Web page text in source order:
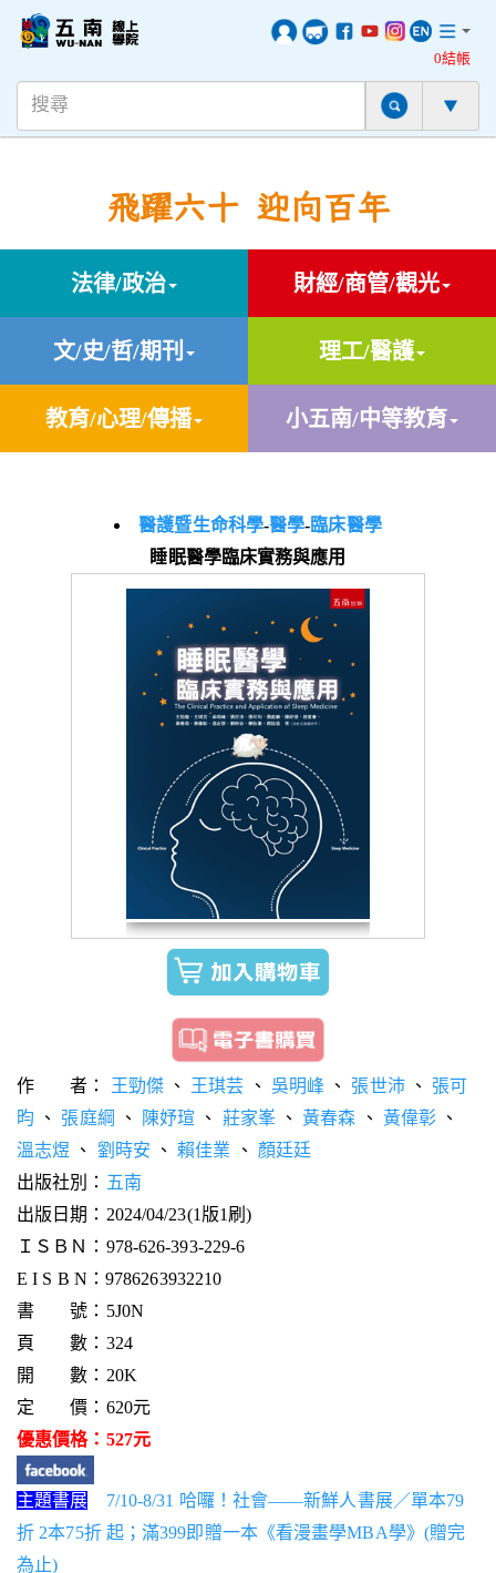
0結帳
飛躍六十 迎向百年
法律/政治 財經/商管/觀光
文/史/哲/期刊 理工/醫護
教育/心理/傳播 小五南/中等教育
醫護暨生命科學-醫學-臨床醫學
睡眠醫學臨床實務與應用
作 者： 王勁傑、 王琪芸 、 吳明峰 、 張世沛、 張可
昀 、 張庭綱 、 陳妤瑄 、 莊家峯、 黃春森 、 黃偉彰 、
溫志煜 、 劉時安 、賴佳業 、 顏廷廷
出版社別： 五南
出版日期：2024/04/23(1版1刷)
ＩＳＢＮ：978-626-393-229-6
E I S B N：9786263932210
書 號：5J0N
頁 數：324
開 數：20K
定 價：620元
優惠價格：527元
主題書展
7/10-8/31 哈囉！社會——新鮮人書展／單本79
折 2本75折 起；滿399即贈一本《看漫畫學MBA學》(贈完
為止)